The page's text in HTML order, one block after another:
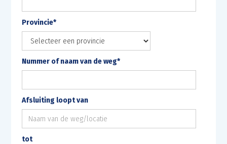
Provincie*
Nummer of naam van de weg*
Afsluiting loopt van
tot